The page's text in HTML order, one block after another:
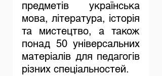
предметів українська
мова, література, історія
та мистецтво, а також
понад 50 універсальних
матеріалів для педагогів
різних спеціальностей.